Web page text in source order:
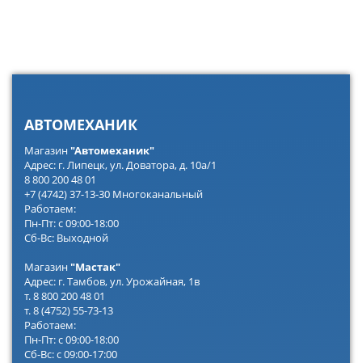
АВТОМЕХАНИК
Магазин"Автомеханик"
Адрес: г. Липецк, ул. Доватора, д. 10а/1
8 800 200 48 01
+7 (4742) 37-13-30 Многоканальный
Работаем:
Пн-Пт: с 09:00-18:00
Сб-Вс: Выходной
Магазин"Мастак"
Адрес: г. Тамбов, ул. Урожайная, 1в
т. 8 800 200 48 01
т. 8 (4752) 55-73-13
Работаем:
Пн-Пт: с 09:00-18:00
Сб-Вс: с 09:00-17:00